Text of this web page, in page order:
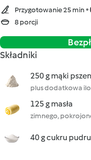
Przygotowanie 25 min
8 porcji
Składniki
250 g mąki
plus dodatkowa
125 g masła
zimnego,
40 g cukru pudru